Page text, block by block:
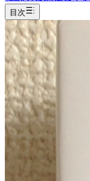
目次